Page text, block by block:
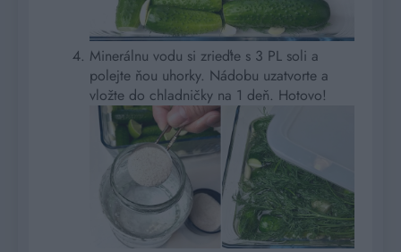
Minerálnu vodu si zrieďte s 3 PL soli a
polejte ňou uhorky. Nádobu uzatvorte a
vložte do chladničky na 1 deň. Hotovo!